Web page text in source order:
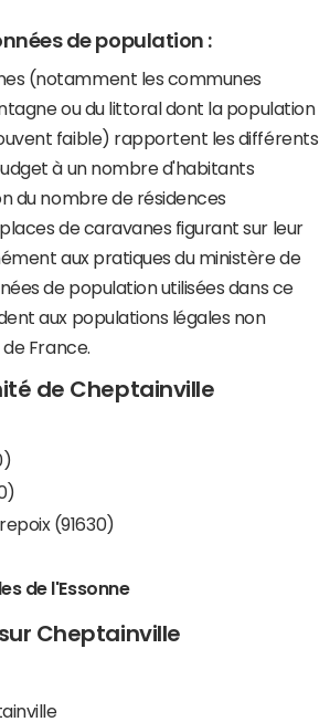
de population :
(notamment les communes
ou du littoral dont la population
faible) rapportent les différents
à un nombre d'habitants
du nombre de résidences
de caravanes figurant sur leur
aux pratiques du ministère de
de population utilisées dans ce
aux populations légales non
France.
de Cheptainville
(91630)
de l'Essonne
Cheptainville